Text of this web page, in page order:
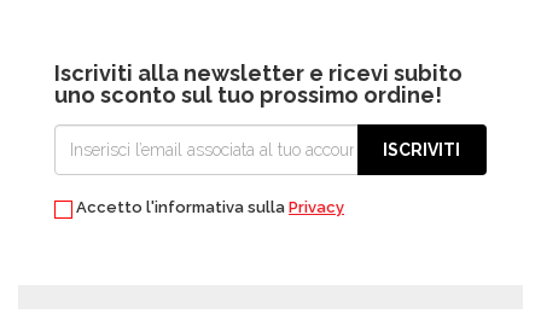
Iscriviti alla newsletter e ricevi subito
uno sconto sul tuo prossimo ordine!
ISCRIVITI
Accetto l'informativa sulla Privacy